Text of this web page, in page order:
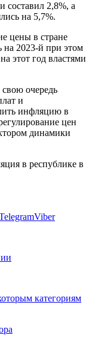
составил 2,8%, а
на 5,7%.
цены в стране
на 2023-й при этом
этот год властями
очередь
и
инфляцию в
цен
динамики
в республике в
Viber
категориям